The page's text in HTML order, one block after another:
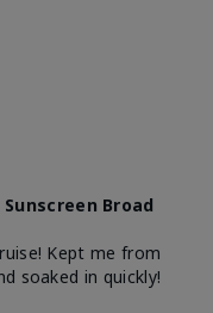
Broad
Kept me from
soaked in quickly!